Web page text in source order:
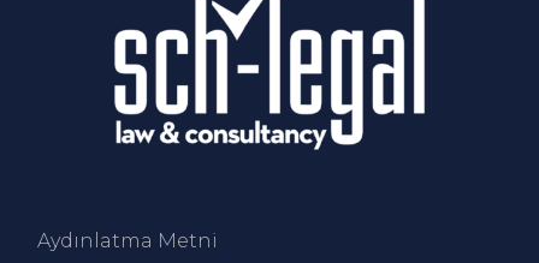
Aydınlatma Metni